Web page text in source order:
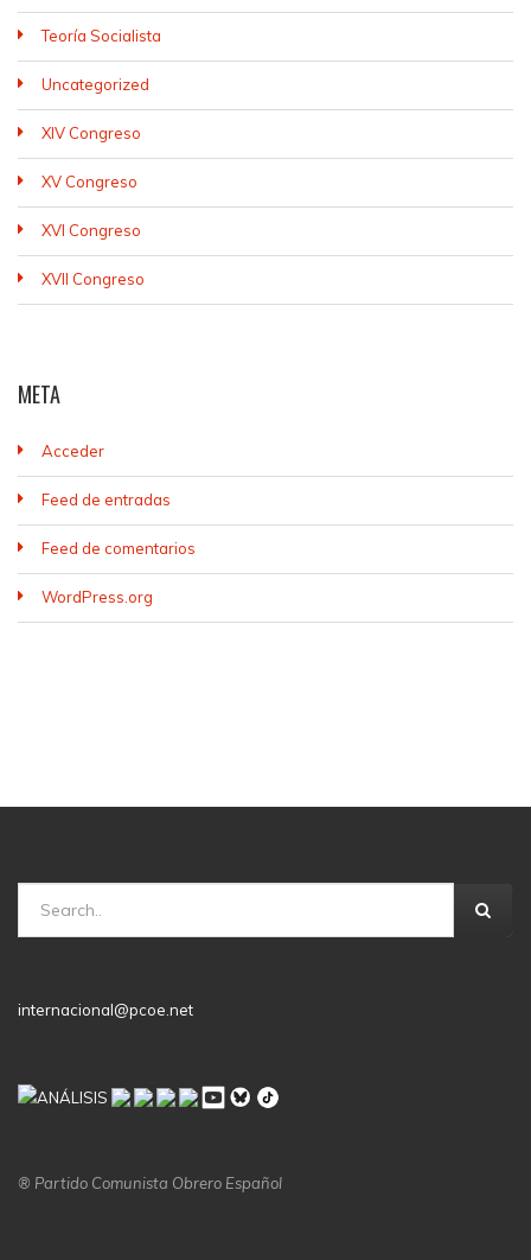
Teoría Socialista
Uncategorized
XIV Congreso
XV Congreso
XVI Congreso
XVII Congreso
META
Acceder
Feed de entradas
Feed de comentarios
WordPress.org
internacional@pcoe.net
® Partido Comunista Obrero Español